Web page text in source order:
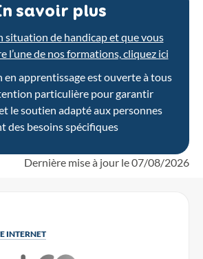
INTERNET
savoir plus
situation de handicap et que vous
l’une de nos formations, cliquez ici
apprentissage est ouverte à tous
particulière pour garantir
le soutien adapté aux personnes
des besoins spécifiques
Dernière mise à jour le07/08/2026